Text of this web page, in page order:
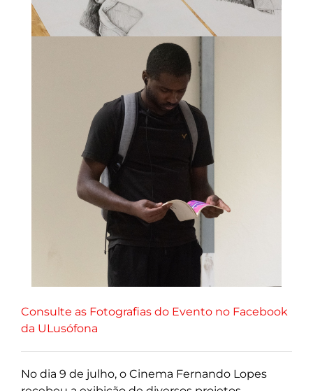
Consulte as Fotografias do Evento no Facebook
da ULusófona
No dia 9 de julho, o Cinema Fernando Lopes